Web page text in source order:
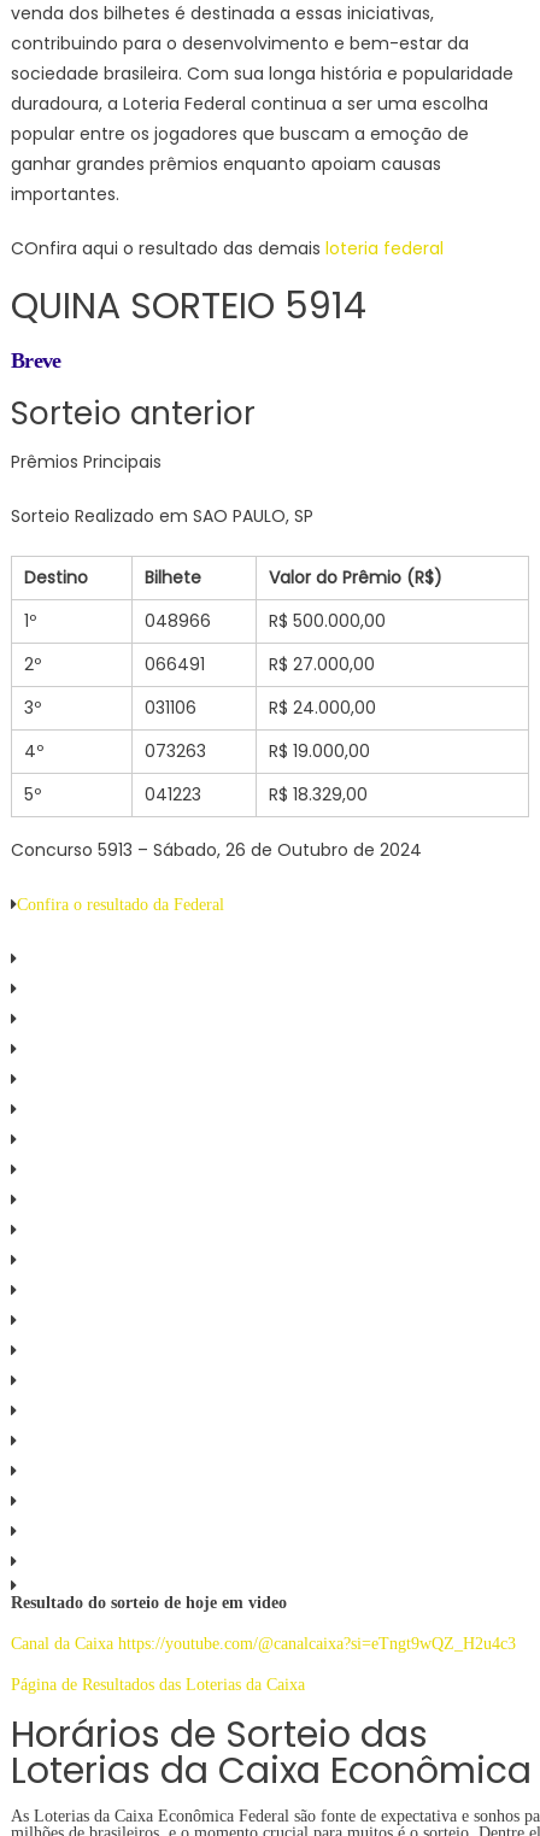
venda dos bilhetes é destinada a essas iniciativas,
contribuindo para o desenvolvimento e bem-estar da
sociedade brasileira. Com sua longa história e popularidade
duradoura, a Loteria Federal continua a ser uma escolha
popular entre os jogadores que buscam a emoção de
ganhar grandes prêmios enquanto apoiam causas
importantes.
COnfira aqui o resultado das demais loteria federal
QUINA SORTEIO 5914
Breve
Sorteio anterior
Prêmios Principais
Sorteio Realizado em SAO PAULO, SP
Destino Bilhete
Valor do Prêmio (R$)
1º
048966
R$ 500.000,00
2º
066491
R$ 27.000,00
3º
031106
R$ 24.000,00
4º
073263
R$ 19.000,00
5º
041223 R$ 18.329,00
Concurso 5913 – Sábado, 26 de Outubro de 2024
Confira o resultado da Federal
Resultado do sorteio de hoje em video
Canal da Caixa https://youtube.com/@canalcaixa?si=eTngt9wQZ_H2u4c3
Página de Resultados das Loterias da Caixa
Horários de Sorteio das
Loterias da Caixa Econômica
As Loterias da Caixa Econômica Federal são fonte de expectativa e sonhos
milhões de brasileiros, e o momento crucial para muitos é o sorteio. Dentre